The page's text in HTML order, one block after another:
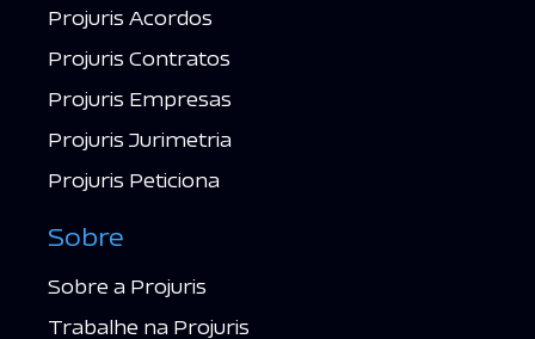
Projuris Acordos
Projuris Contratos
Projuris Empresas
Projuris Jurimetria
Projuris Peticiona
Sobre
Sobre a Projuris
Trabalhe na Projuris